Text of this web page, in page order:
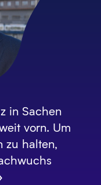
in Sachen
vorn. Um
zu halten,